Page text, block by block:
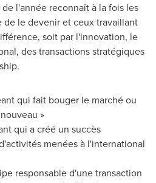
l'année reconnaît à la fois les
de le devenir et ceux travaillant
soit par l'innovation, le
des transactions stratégiques
qui fait bouger le marché ou
»
qui a créé un succès
menées à l'international
responsable d'une transaction